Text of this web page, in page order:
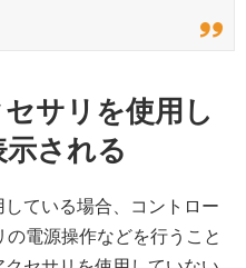
サリを使用し
される
ている場合、コントロー
電源操作などを行うこと